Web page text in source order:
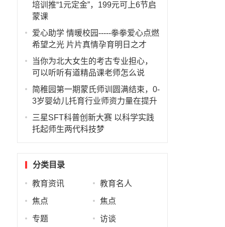
培训推“1元定金”，199元可上6节启
蒙课
爱心助学 情暖校园-----拳拳爱心点燃
希望之光 片片真情孕育明日之才
当你为北大女生的考古专业担心，
可以听听有道精品课老师怎么说
简稚园第一期蒙氏师训圆满结束，0-
3岁婴幼儿托育行业师资力量在提升
三星SFT科普创新大赛 以科学实践
托起师生两代科技梦
分类目录
教育资讯 教育名人
焦点 焦点
专题 访谈